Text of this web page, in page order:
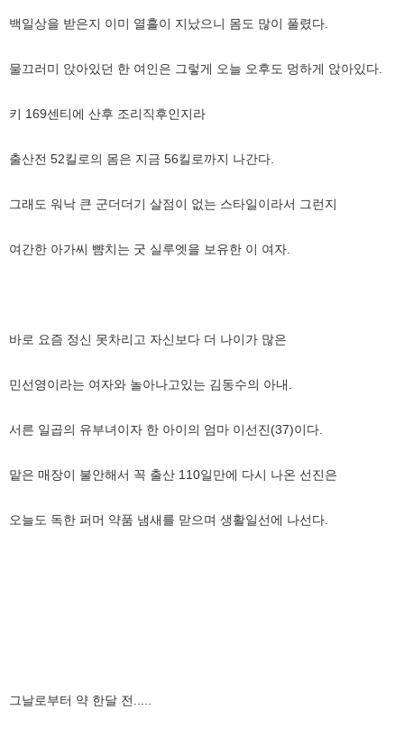
백일상을 받은지 이미 열흘이 지났으니 몸도 많이 풀렸다.
물끄러미 앉아있던 한 여인은 그렇게 오늘 오후도 멍하게 앉아있다.
키 169센티에 산후 조리직후인지라
출산전 52킬로의 몸은 지금 56킬로까지 나간다.
그래도 워낙 큰 군더더기 살점이 없는 스타일이라서 그런지
여간한 아가씨 뺨치는 굿 실루엣을 보유한 이 여자.
바로 요즘 정신 못차리고 자신보다 더 나이가 많은
민선영이라는 여자와 놀아나고있는 김동수의 아내.
서른 일곱의 유부녀이자 한 아이의 엄마 이선진(37)이다.
맡은 매장이 불안해서 꼭 출산 110일만에 다시 나온 선진은
오늘도 독한 퍼머 약품 냄새를 맏으며 생활일선에 나선다.
그날로부터 약 한달 전.....